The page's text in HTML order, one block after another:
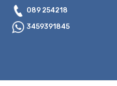
089 254218
3459391845